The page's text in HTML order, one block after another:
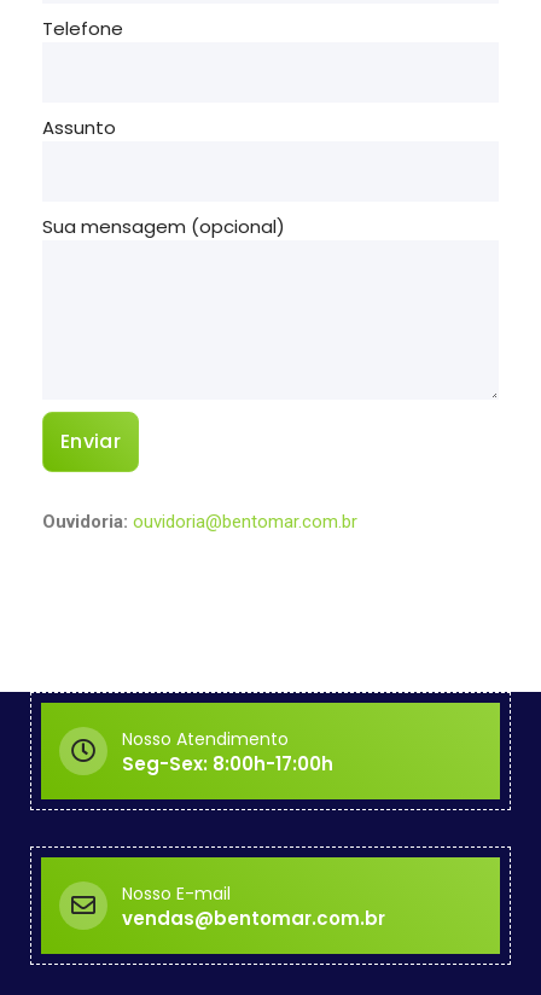
Telefone
Assunto
Sua mensagem (opcional)
Ouvidoria: ouvidoria@bentomar.com.br
Nosso Atendimento
Seg-Sex: 8:00h-17:00h
Nosso E-mail
vendas@bentomar.com.br